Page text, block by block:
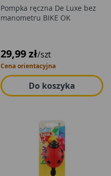
Pompka ręczna De Luxe bez
manometru BIKE OK
29,99 zł/szt
Cena orientacyjna
Do koszyka